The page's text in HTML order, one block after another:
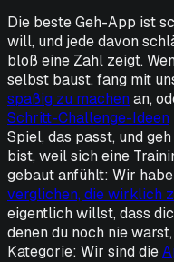
Die beste Geh-App ist
will, und jede davon
bloß eine Zahl zeigt.
selbst baust, fang mit
spaßig zu machen an,
Schritt-Challenge-Ideen
Spiel, das passt, und
bist, weil sich eine
gebaut anfühlt: Wir
verglichen, die wirklich
eigentlich willst, dass
denen du noch nie
Kategorie: Wir sind die